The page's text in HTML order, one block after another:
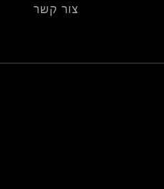
צור קשר